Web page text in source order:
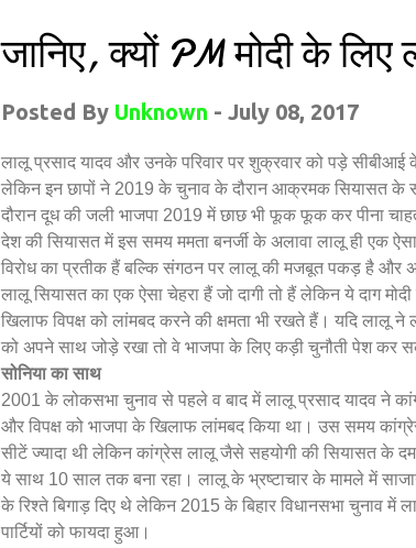
जानिए, क्यों PM मोदी के
Posted By Unknown - July 08, 2017
लालू प्रसाद यादव और उनके परिवार पर शुक्रवार को पड़े
लेकिन इन छापों ने 2019 के चुनाव के दौरान आक्रमक सियासत के
दौरान दूध की जली भाजपा 2019 में छाछ भी फूक फूक कर पीना
देश की सियासत में इस समय ममता बनर्जी के अलावा लालू ही एक
विरोध का प्रतीक हैं बल्कि संगठन पर लालू की मजबूत पकड़ है और
लालू सियासत का एक ऐसा चेहरा हैं जो दागी तो हैं लेकिन ये दाग
खिलाफ विपक्ष को लांमबद करने की क्षमता भी रखते हैं। यदि लालू
को अपने साथ जोड़े रखा तो वे भाजपा के लिए कड़ी चुनौती पेश कर
सोनिया का साथ
2001 के लोकसभा चुनाव से पहले व बाद में लालू प्रसाद यादव ने
और विपक्ष को भाजपा के खिलाफ लांमबद किया था। उस समय
सीटें ज्यादा थी लेकिन कांग्रेस लालू जैसे सहयोगी की सियासत के
ये साथ 10 साल तक बना रहा। लालू के भ्रष्टाचार के मामले में
के रिश्ते बिगाड़ दिए थे लेकिन 2015 के बिहार विधानसभा चुनाव
पार्टियों को फायदा हुआ।